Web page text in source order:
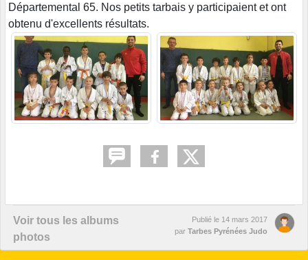
Départemental 65. Nos petits tarbais y participaient et ont
obtenu d'excellents résultats.
Voir tous les albums
photos
Publié le 14 mars 2017
par Tarbes Pyrénées Judo